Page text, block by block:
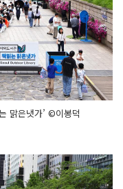
맑은냇가’ ©이봉덕